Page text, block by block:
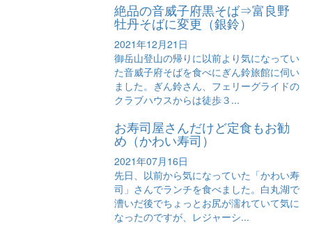
絶品の音威子府黒そば⇒富良野
牡丹そばに変更（銀鈴）
2021年12月21日
御岳山登山の帰りに以前より気になってい
た音威子府そばを食べにぎん鈴旅館に伺い
ました。ぎん鈴さん、フェリーグライドの
クラブハウスからは徒歩３...
お寿司屋さんだけど定食もお勧
め（かわい寿司）
2021年07月16日
先日、以前から気になっていた「かわい寿
司」さんでランチを食べました。白丸湖で
漕いだ後でちょっとお尻が濡れていて気に
なったのですが、レジャーシ...